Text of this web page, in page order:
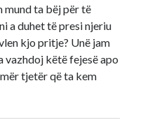
mund ta bëj për të
a duhet të presi njeriu
kjo pritje? Unë jam
vazhdoj këtë fejesë apo
tjetër që ta kem